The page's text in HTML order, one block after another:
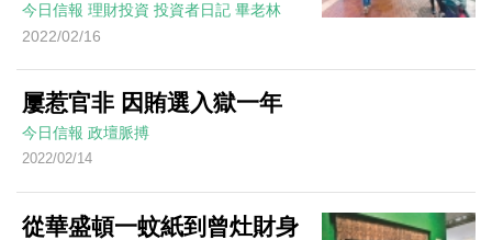
今日信報 理財投資 投資者日記 畢老林
2022/02/16
屢惹官非 因賄選入獄一年
今日信報 政壇脈搏
2022/02/14
從華盛頓一蚊紙到曾灶財身